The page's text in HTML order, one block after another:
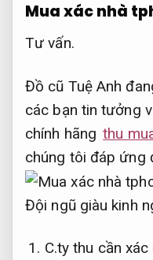
Mua xác nhà
Tư vấn.
Đồ cũ Tuệ Anh
các bạn tin tưởng
chính hãng thu
chúng tôi đáp ứng
Đội ngũ giàu kinh
C.ty thu cần